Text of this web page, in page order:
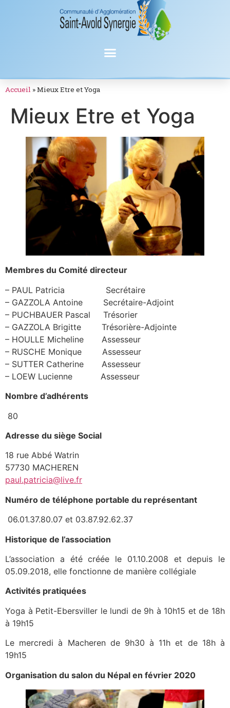
Accueil »Mieux Etre et Yoga
Mieux Etre et Yoga
Membres du Comité directeur
– PAUL Patricia Secrétaire
– GAZZOLA Antoine Secrétaire-Adjoint
– PUCHBAUER Pascal Trésorier
– GAZZOLA Brigitte Trésorière-Adjointe
– HOULLE Micheline Assesseur
– RUSCHE Monique Assesseur
– SUTTER Catherine Assesseur
– LOEW Lucienne Assesseur
Nombre d’adhérents
80
Adresse du siège Social
18 rue Abbé Watrin
57730 MACHEREN
paul.patricia@live.fr
Numéro de téléphone portable du représentant
06.01.37.80.07 et 03.87.92.62.37
Historique de l’association
L’association a été créée le 01.10.2008 et depuis le
05.09.2018, elle fonctionne de manière collégiale
Activités pratiquées
Yoga à Petit-Ebersviller le lundi de 9h à 10h15 et de 18h
à 19h15
Le mercredi à Macheren de 9h30 à 11h et de 18h à
19h15
Organisation du salon du Népal en février 2020